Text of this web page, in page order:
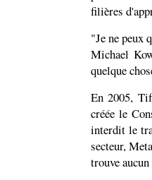
filières
"Je ne peux
Michael
quelque
En 2005,
créée le
interdit le
secteur,
trouve